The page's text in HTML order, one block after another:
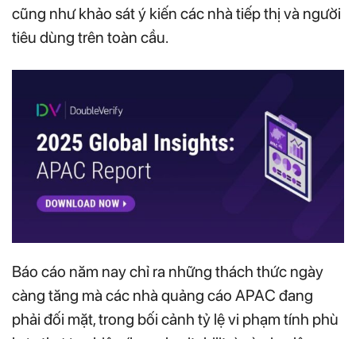
cũng như khảo sát ý kiến các nhà tiếp thị và người
tiêu dùng trên toàn cầu.
Báo cáo năm nay chỉ ra những thách thức ngày
càng tăng mà các nhà quảng cáo APAC đang
phải đối mặt, trong bối cảnh tỷ lệ vi phạm tính phù